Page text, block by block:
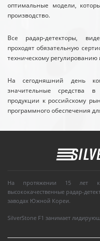
оптимальные модели,
производство.
Все радар-детекторы,
проходят обязательную
техническому регулированию
На сегодняшний день
значительные средства
продукции к российскому
программного обеспечения
На протяжении 15 лет
высококачественные радар-
заводах Южной Кореи.
SilverStone F1 занимает